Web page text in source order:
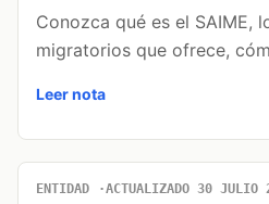
Conozca qué es el SAIME,
migratorios que ofrece,
Leer nota
ENTIDAD ACTUALIZADO 30 JULIO